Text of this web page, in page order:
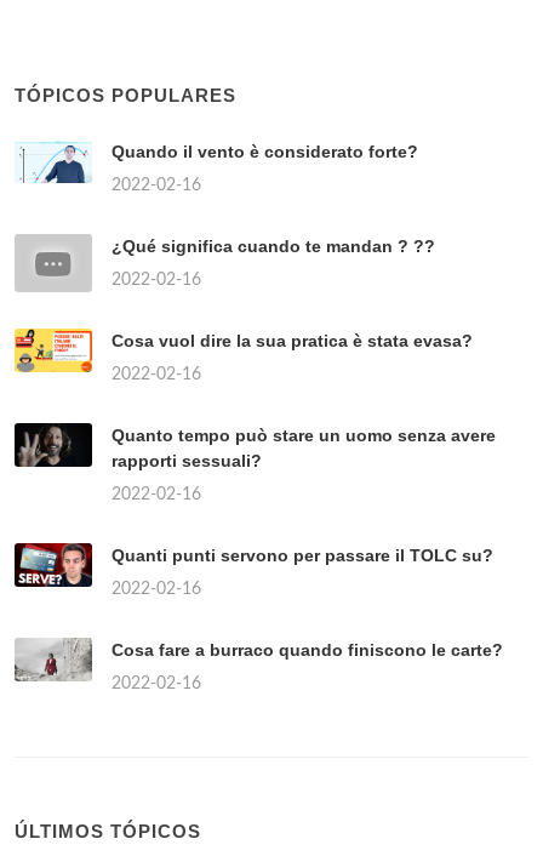
TÓPICOS POPULARES
Quando il vento è considerato forte?
2022-02-16
¿Qué significa cuando te mandan ? ??
2022-02-16
Cosa vuol dire la sua pratica è stata evasa?
2022-02-16
Quanto tempo può stare un uomo senza avere
rapporti sessuali?
2022-02-16
Quanti punti servono per passare il TOLC su?
2022-02-16
Cosa fare a burraco quando finiscono le carte?
2022-02-16
ÚLTIMOS TÓPICOS